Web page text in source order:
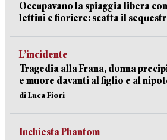
Occupavano la spiaggia libera
lettini e fioriere: scatta il
L’incidente
Tragedia alla Frana, donna
e muore davanti al figlio e al
di Luca Fiori
Inchiesta Phantom